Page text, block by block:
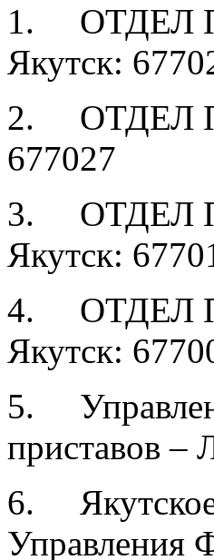
1. ОТДЕЛ
Якутск:
2. ОТДЕЛ
677027
3. ОТДЕЛ
Якутск:
4. ОТДЕЛ
Якутск:
5.
приставов –
6. Якутское
Управления